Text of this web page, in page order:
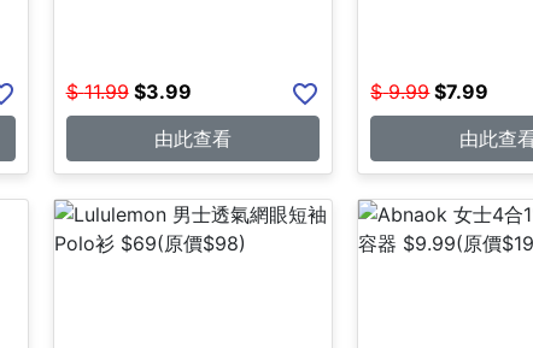
$ 11.99 $3.99
由此查看
$ 9.99 $7.99
由此查